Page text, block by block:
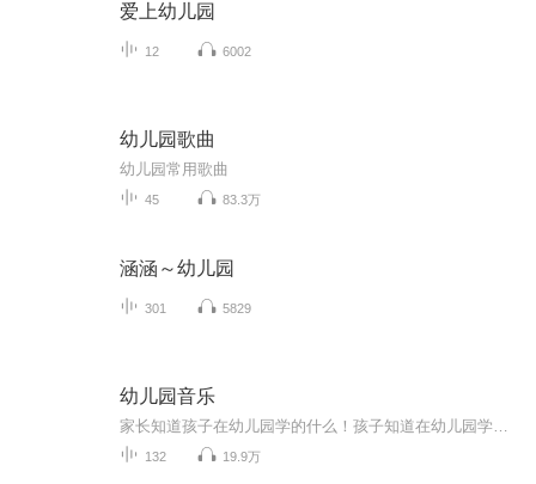
爱上幼儿园
12 6002
幼儿园歌曲
幼儿园常用歌曲
45 83.3万
涵涵～幼儿园
301 5829
幼儿园音乐
132 19.9万